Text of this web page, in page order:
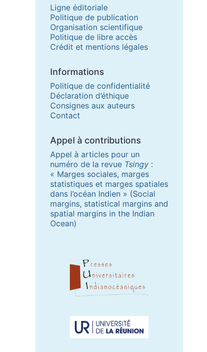
Ligne éditoriale
Politique de publication
Organisation scientifique
Politique de libre accès
Crédit et mentions légales
Informations
Politique de confidentialité
Déclaration d’éthique
Consignes aux auteurs
Contact
Appel à contributions
Appel à articles pour un
numéro de la revue Tsingy :
« Marges sociales, marges
statistiques et marges spatiales
dans l’océan Indien » (Social
margins, statistical margins and
spatial margins in the Indian
Ocean)
Partenaires